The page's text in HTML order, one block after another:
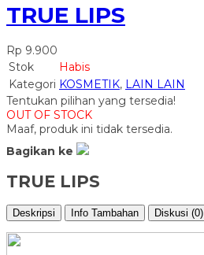
TRUE LIPS
Rp 9.900
Stok
Habis
Kategori KOSMETIK, LAIN LAIN
Tentukan pilihan yang tersedia!
OUT OF STOCK
Maaf, produk ini tidak tersedia.
Bagikan ke
TRUE LIPS
Deskripsi Info Tambahan Diskusi (0)